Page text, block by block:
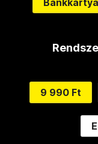
Bankkártya
9 990 Ft